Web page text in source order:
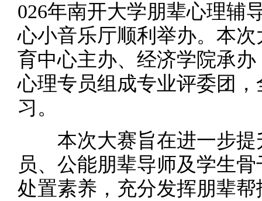
026年南开大学朋辈心理辅
心小音乐厅顺利举办。本
育中心主办、经济学院承
心理专员组成专业评委团
习。
本次大赛旨在进一步提
员、公能朋辈导师及学生
处置素养，充分发挥朋辈